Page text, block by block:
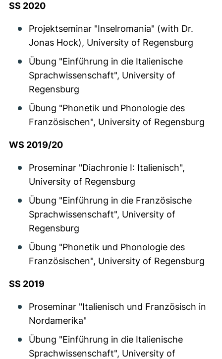
SS 2020
Projektseminar "Inselromania" (with Dr.
Jonas Hock), University of Regensburg
Übung "Einführung in die Italienische
Sprachwissenschaft", University of
Regensburg
Übung "Phonetik und Phonologie des
Französischen", University of Regensburg
WS 2019/20
Proseminar "Diachronie I: Italienisch",
University of Regensburg
Übung "Einführung in die Französische
Sprachwissenschaft", University of
Regensburg
Übung "Phonetik und Phonologie des
Französischen", University of Regensburg
SS 2019
Proseminar "Italienisch und Französisch in
Nordamerika"
Übung "Einführung in die Italienische
Sprachwissenschaft", University of